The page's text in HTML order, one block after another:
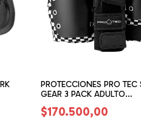
PROTECCIONES PRO TEC
GEAR 3 PACK ADULTO
(BD047103)
$170.500,00